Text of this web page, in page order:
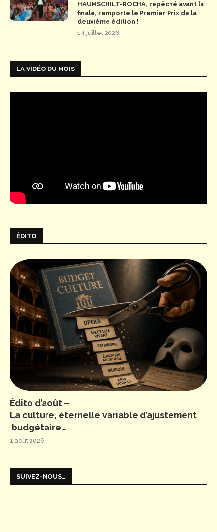
HAUMSCHILT-ROCHA, repêché avant la
finale, remporte le Premier Prix de la
deuxième édition !
14 juillet 2026
LA VIDÉO DU MOIS
ÉDITO
Édito d’août –
La culture, éternelle variable d’ajustement
budgétaire…
1 août 2026
SUIVEZ-NOUS…